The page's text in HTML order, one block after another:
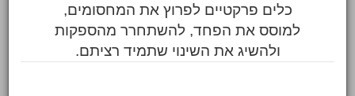
כלים פרקטיים לפרוץ את המחסומים,
למוסס את הפחד, להשתחרר מהספקות
ולהשיג את השינוי שתמיד רציתם.